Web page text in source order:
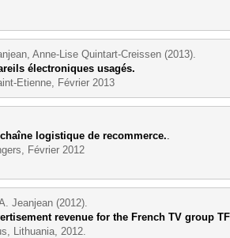
Anne-Lise Quintart-Creissen (2013).
électroniques usagés.
Etienne, Février 2013
logistique de recommerce.
Février 2012
Jeanjean (2012).
revenue for the French TV group
Lithuania, 2012.